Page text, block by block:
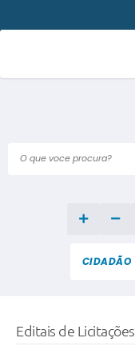
O que voce procura?
CIDADÃO
Editais de Licitações